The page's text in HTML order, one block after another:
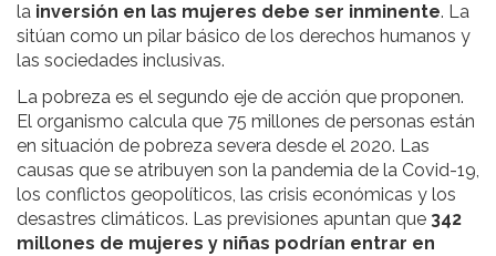
la inversión en las mujeres debe ser inminente. La
sitúan como un pilar básico de los derechos humanos y
las sociedades inclusivas.
La pobreza es el segundo eje de acción que proponen.
El organismo calcula que 75 millones de personas están
en situación de pobreza severa desde el 2020. Las
causas que se atribuyen son la pandemia de la Covid-19,
los conflictos geopolíticos, las crisis económicas y los
desastres climáticos. Las previsiones apuntan que 342
millones de mujeres y niñas podrían entrar en